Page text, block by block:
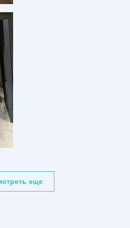
еще